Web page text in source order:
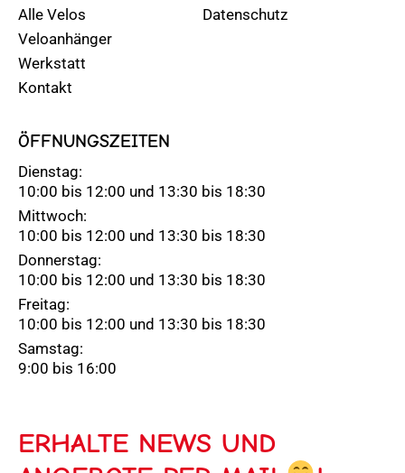
Alle Velos
Veloanhänger
Werkstatt
Kontakt
Datenschutz
ÖFFNUNGSZEITEN
Dienstag:
10:00 bis 12:00 und 13:30 bis 18:30
Mittwoch:
10:00 bis 12:00 und 13:30 bis 18:30
Donnerstag:
10:00 bis 12:00 und 13:30 bis 18:30
Freitag:
10:00 bis 12:00 und 13:30 bis 18:30
Samstag:
9:00 bis 16:00
ERHALTE NEWS UND